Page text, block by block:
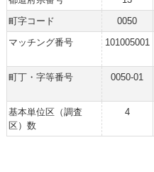
町字コード
0050
マッチング番号
101005001
町丁・字等番号 0050-01
基本単位区（調査
区）数
4